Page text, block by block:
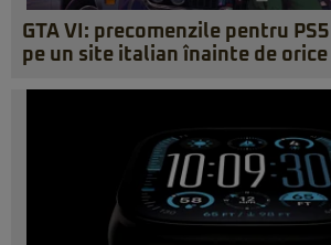
GTA VI: precomenzile pentru
pe un site italian înainte de